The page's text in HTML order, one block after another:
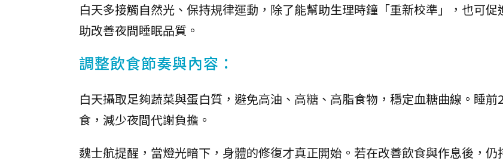
白天多接觸自然光、保持規律運動，除了能幫助生理時鐘「重新校準」，也可促
助改善夜間睡眠品質。
調整飲食節奏與內容：
白天攝取足夠蔬菜與蛋白質，避免高油、高糖、高脂食物，穩定血糖曲線。睡前
食，減少夜間代謝負擔。
魏士航提醒，當燈光暗下，身體的修復才真正開始。若在改善飲食與作息後，仍